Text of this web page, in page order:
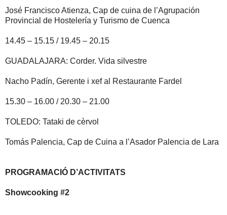
José Francisco Atienza, Cap de cuina de l’Agrupación
Provincial de Hostelería y Turismo de Cuenca
14.45 – 15.15 / 19.45 – 20.15
GUADALAJARA: Corder. Vida silvestre
Nacho Padín, Gerente i xef al Restaurante Fardel
15.30 – 16.00 / 20.30 – 21.00
TOLEDO: Tataki de cèrvol
Tomás Palencia, Cap de Cuina a l’Asador Palencia de Lara
PROGRAMACIÓ D’ACTIVITATS
Showcooking #2